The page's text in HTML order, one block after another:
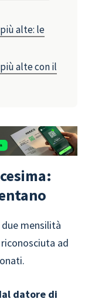
alte: le
alte con il
mensilità
ad
datore di